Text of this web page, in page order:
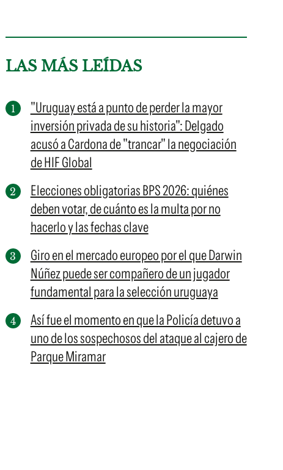
LAS MÁS LEÍDAS
"Uruguay está a punto de perder la mayor
inversión privada de su historia": Delgado
acusó a Cardona de "trancar" la negociación
de HIF Global
Elecciones obligatorias BPS 2026: quiénes
deben votar, de cuánto es la multa por no
hacerlo y las fechas clave
Giro en el mercado europeo por el que Darwin
Núñez puede ser compañero de un jugador
fundamental para la selección uruguaya
Así fue el momento en que la Policía detuvo a
uno de los sospechosos del ataque al cajero de
Parque Miramar